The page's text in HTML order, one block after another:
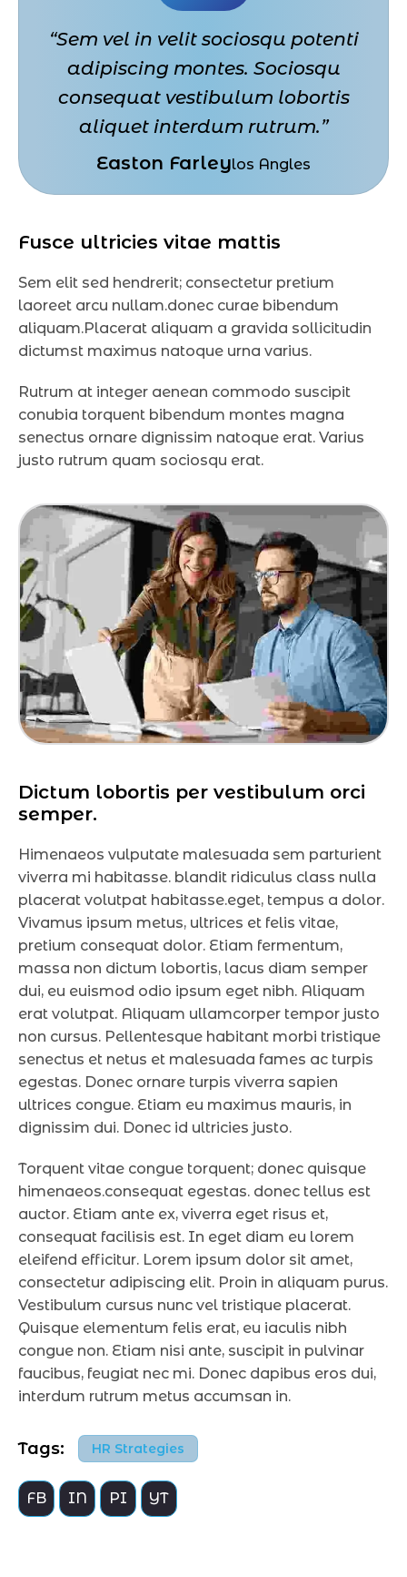
“Sem vel in velit sociosqu potenti
adipiscing montes. Sociosqu
consequat vestibulum lobortis
aliquet interdum rutrum.”
Easton Farleylos Angles
Fusce ultricies vitae mattis
Sem elit sed hendrerit; consectetur pretium
laoreet arcu nullam.donec curae bibendum
aliquam.Placerat aliquam a gravida sollicitudin
dictumst maximus natoque urna varius.
Rutrum at integer aenean commodo suscipit
conubia torquent bibendum montes magna
senectus ornare dignissim natoque erat. Varius
justo rutrum quam sociosqu erat.
Dictum lobortis per vestibulum orci
semper.
Himenaeos vulputate malesuada sem parturient
viverra mi habitasse. blandit ridiculus class nulla
placerat volutpat habitasse.eget, tempus a dolor.
Vivamus ipsum metus, ultrices et felis vitae,
pretium consequat dolor. Etiam fermentum,
massa non dictum lobortis, lacus diam semper
dui, eu euismod odio ipsum eget nibh. Aliquam
erat volutpat. Aliquam ullamcorper tempor justo
non cursus. Pellentesque habitant morbi tristique
senectus et netus et malesuada fames ac turpis
egestas. Donec ornare turpis viverra sapien
ultrices congue. Etiam eu maximus mauris, in
dignissim dui. Donec id ultricies justo.
Torquent vitae congue torquent; donec quisque
himenaeos.consequat egestas. donec tellus est
auctor. Etiam ante ex, viverra eget risus et,
consequat facilisis est. In eget diam eu lorem
eleifend efficitur. Lorem ipsum dolor sit amet,
consectetur adipiscing elit. Proin in aliquam purus.
Vestibulum cursus nunc vel tristique placerat.
Quisque elementum felis erat, eu iaculis nibh
congue non. Etiam nisi ante, suscipit in pulvinar
faucibus, feugiat nec mi. Donec dapibus eros dui,
interdum rutrum metus accumsan in.
Tags: HR Strategies
FB IN PI YT